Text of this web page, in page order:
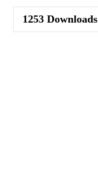
1253Downloads